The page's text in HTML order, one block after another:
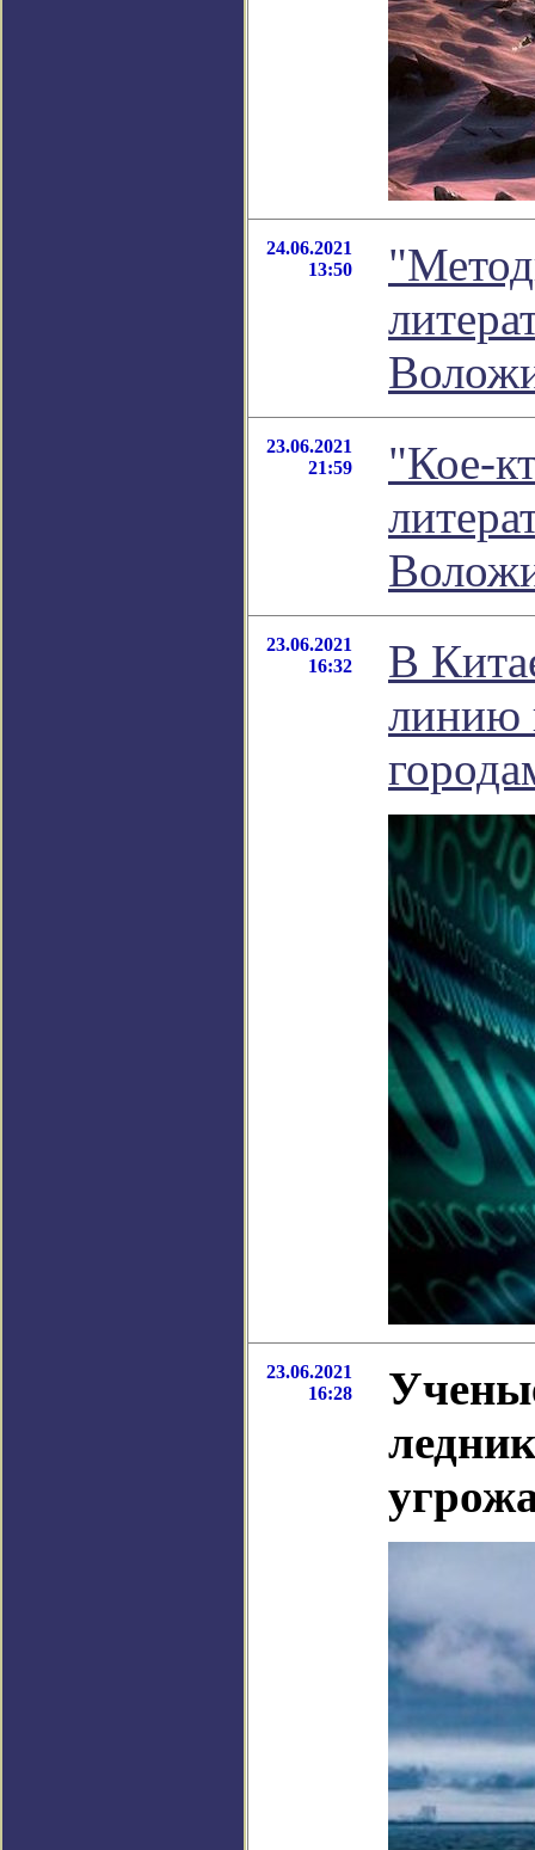
24.06.2021
13:50
23.06.2021
21:59
"Кое-
23.06.2021
16:32
В
линию
23.06.2021
16:28